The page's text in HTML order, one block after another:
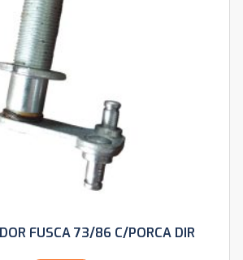
FUSCA 73/86 C/PORCA DIR